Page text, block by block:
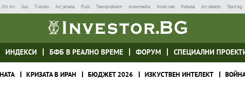
On Air Gol Tialoto Az-jenata Puls Teenproblem Automedia Imoti.net Rabota Az-deteto Start.bg
ИНДЕКСИ БФБ В РЕАЛНО ВРЕМЕ ФОРУМ СПЕЦИАЛНИ
КРИЗАТА В ИРАН БЮДЖЕТ 2026 ИЗКУСТВЕН ИНТЕЛЕКТ